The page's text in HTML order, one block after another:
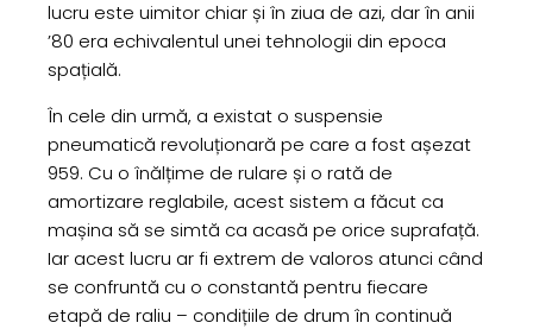
lucru este uimitor chiar și în ziua de azi, dar în anii
’80 era echivalentul unei tehnologii din epoca
spațială.
În cele din urmă, a existat o suspensie
pneumatică revoluționară pe care a fost așezat
959. Cu o înălțime de rulare și o rată de
amortizare reglabile, acest sistem a făcut ca
mașina să se simtă ca acasă pe orice suprafață.
Iar acest lucru ar fi extrem de valoros atunci când
se confruntă cu o constantă pentru fiecare
etapă de raliu – condițiile de drum în continuă